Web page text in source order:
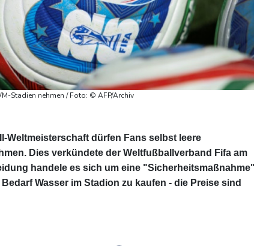
Stadien nehmen / Foto: © AFP/Archiv
Weltmeisterschaft dürfen Fans selbst leere
Dies verkündete der Weltfußballverband Fifa am
handele es sich um eine
Wasser im Stadion zu kaufen - die Preise sind